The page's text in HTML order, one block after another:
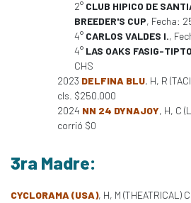
2° CLUB HIPICO DE
BREEDER'S CUP, Fecha:
4° CARLOS VALDES I.,
4° LAS OAKS FASIG-
CHS
2023 DELFINA BLU, H, R
cls. $250.000
2024 NN 24 DYNAJOY, H, C
corrió $0
3ra Madre:
CYCLORAMA (USA), H, M (THEATRICAL)